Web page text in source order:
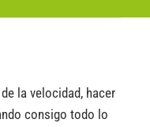
la velocidad, hacer
consigo todo lo